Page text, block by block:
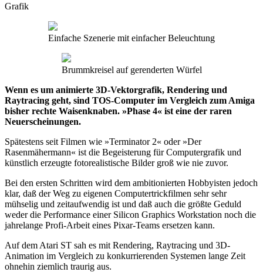
Grafik
Einfache Szenerie mit einfacher Beleuchtung
Brummkreisel auf gerenderten Würfel
Wenn es um animierte 3D-Vektorgrafik, Rendering und
Raytracing geht, sind TOS-Computer im Vergleich zum Amiga
bisher rechte Waisenknaben. »Phase 4« ist eine der raren
Neuerscheinungen.
Spätestens seit Filmen wie »Terminator 2« oder »Der
Rasenmähermann« ist die Begeisterung für Computergrafik und
künstlich erzeugte fotorealistische Bilder groß wie nie zuvor.
Bei den ersten Schritten wird dem ambitionierten Hobbyisten jedoch
klar, daß der Weg zu eigenen Computertrickfilmen sehr sehr
mühselig und zeitaufwendig ist und daß auch die größte Geduld
weder die Performance einer Silicon Graphics Workstation noch die
jahrelange Profi-Arbeit eines Pixar-Teams ersetzen kann.
Auf dem Atari ST sah es mit Rendering, Raytracing und 3D-
Animation im Vergleich zu konkurrierenden Systemen lange Zeit
ohnehin ziemlich traurig aus.